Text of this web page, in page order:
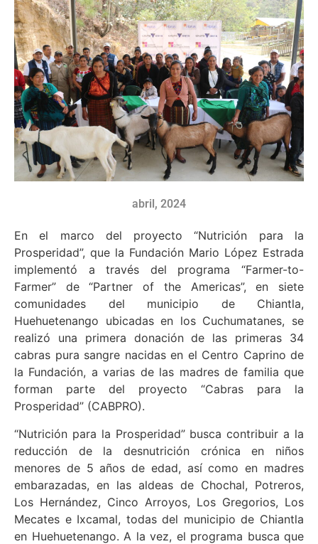
abril, 2024
En el marco del proyecto “Nutrición para la
Prosperidad”, que la Fundación Mario López Estrada
implementó a través del programa “Farmer-to-
Farmer” de “Partner of the Americas”, en siete
comunidades del municipio de Chiantla,
Huehuetenango ubicadas en los Cuchumatanes, se
realizó una primera donación de las primeras 34
cabras pura sangre nacidas en el Centro Caprino de
la Fundación, a varias de las madres de familia que
forman parte del proyecto “Cabras para la
Prosperidad” (CABPRO).
“Nutrición para la Prosperidad” busca contribuir a la
reducción de la desnutrición crónica en niños
menores de 5 años de edad, así como en madres
embarazadas, en las aldeas de Chochal, Potreros,
Los Hernández, Cinco Arroyos, Los Gregorios, Los
Mecates e Ixcamal, todas del municipio de Chiantla
en Huehuetenango. A la vez, el programa busca que